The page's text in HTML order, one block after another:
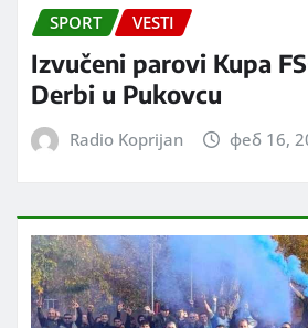
SPORT VESTI
Izvučeni parovi Kupa
Derbi u Pukovcu
Radio Koprijan феб 16,